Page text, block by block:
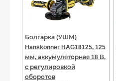
Болгарка (УШМ)
Hanskonner HAG18125, 125
мм, аккумуляторная 18 В,
с регулировкой
оборотов